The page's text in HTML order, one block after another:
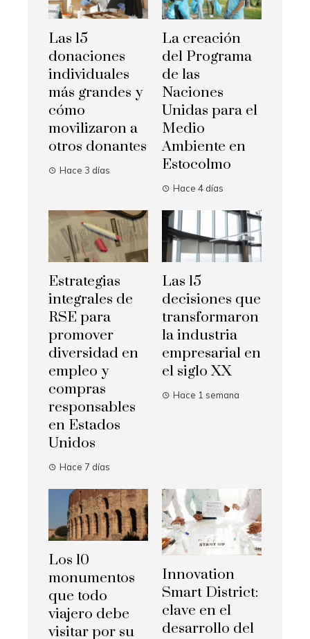
Las 15
donaciones
individuales
más grandes y
cómo
movilizaron a
otros donantes
Hace 3 días
La creación
del Programa
de las
Naciones
Unidas para el
Medio
Ambiente en
Estocolmo
Hace 4 días
Estrategias
integrales de
RSE para
promover
diversidad en
empleo y
compras
responsables
en Estados
Unidos
Hace 7 días
Las 15
decisiones que
transformaron
la industria
empresarial en
el siglo XX
Hace 1 semana
Los 10
monumentos
que todo
viajero debe
visitar por su
Innovation
Smart District:
clave en el
desarrollo del